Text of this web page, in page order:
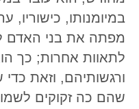
במיומנותו, כישוריו,
מפתה את בני האדם
לתאוות אחרות; כך
ורגשותיהם, וזאת
שהם כה זקוקים